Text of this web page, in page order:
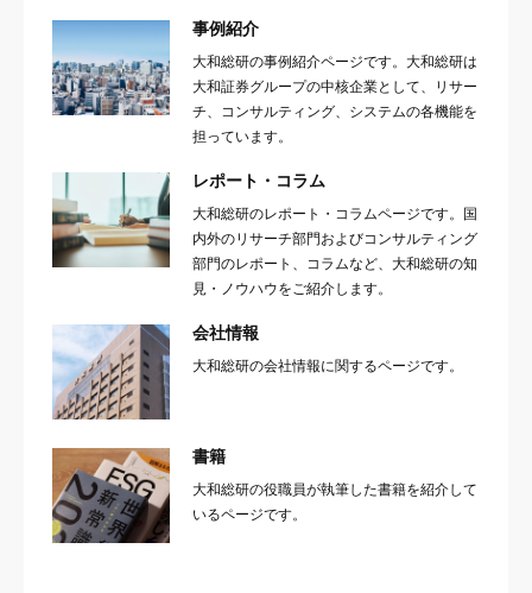
事例紹介
大和総研の事例紹介ページです。大和総研は
大和証券グループの中核企業として、リサー
チ、コンサルティング、システムの各機能を
担っています。
レポート・コラム
大和総研のレポート・コラムページです。国
内外のリサーチ部門およびコンサルティング
部門のレポート、コラムなど、大和総研の知
見・ノウハウをご紹介します。
会社情報
大和総研の会社情報に関するページです。
書籍
大和総研の役職員が執筆した書籍を紹介して
いるページです。